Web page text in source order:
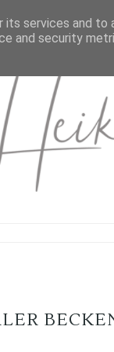
services and to
and security